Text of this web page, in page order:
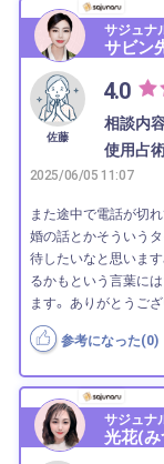
サジュナ
サビン
佐藤
4.0
相談内
使用占
2025/06/05 11:07
また途中で電話が切
婚の話とかそういう
待したいなと思いま
るかもという言葉に
ます。 ありがとうご
参考になった(0)
サジュナ
光花(